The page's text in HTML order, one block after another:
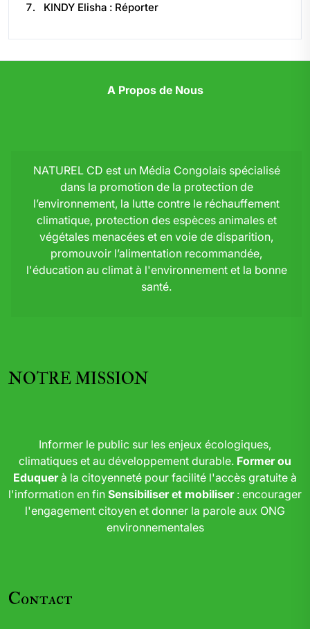
KINDY Elisha : Réporter
A Propos de Nous
NATUREL CD est un Média Congolais spécialisé
dans la promotion de la protection de
l’environnement, la lutte contre le réchauffement
climatique, protection des espèces animales et
végétales menacées et en voie de disparition,
promouvoir l’alimentation recommandée,
l'éducation au climat à l'environnement et la bonne
santé.
NOTRE MISSION
Informer le public sur les enjeux écologiques,
climatiques et au développement durable. Former ou
Eduquerà la citoyenneté pour facilité l'accès gratuite à
l'information en fin Sensibiliser et mobiliser: encourager
l'engagement citoyen et donner la parole aux ONG
environnementales
Contact